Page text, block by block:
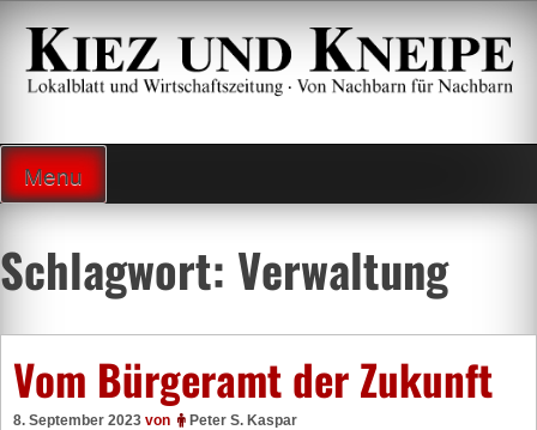
Zum
Inhalt
springen
Menu
Schlagwort: Verwaltung
Vom Bürgeramt der Zukunft
8. September 2023 von Peter S. Kaspar